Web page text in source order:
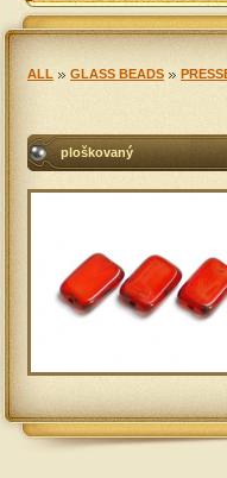
ALL GLASS BEADS
ploškovaný